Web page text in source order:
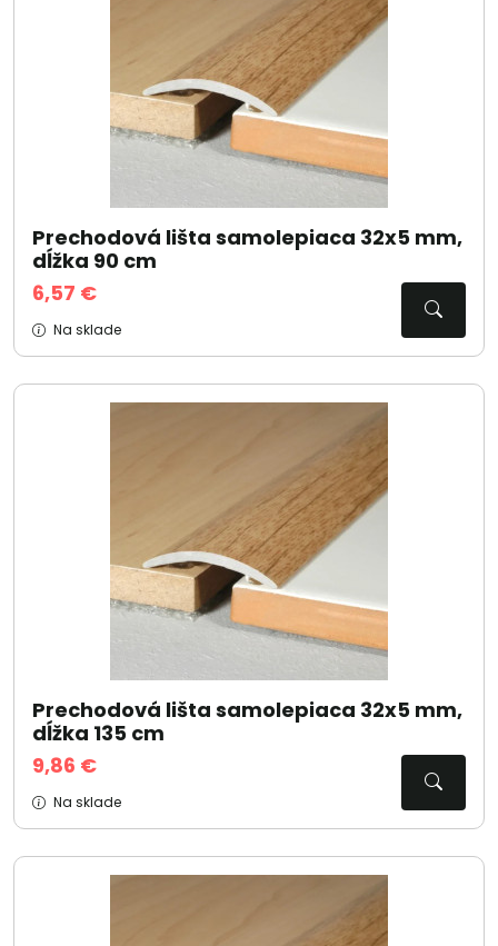
Prechodová lišta samolepiaca 32x5 mm,
dĺžka 90 cm
6,57 €
Na sklade
Prechodová lišta samolepiaca 32x5 mm,
dĺžka 135 cm
9,86 €
Na sklade